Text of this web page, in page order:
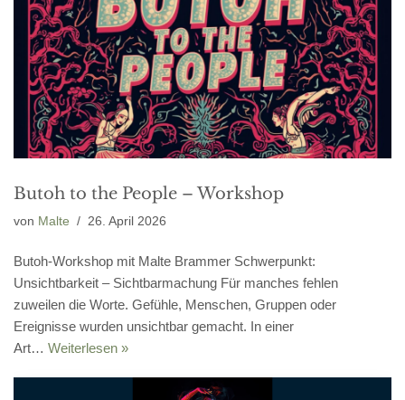
Butoh to the People – Workshop
von Malte 26. April 2026
Butoh-Workshop mit Malte Brammer Schwerpunkt:
Unsichtbarkeit – Sichtbarmachung Für manches fehlen
zuweilen die Worte. Gefühle, Menschen, Gruppen oder
Ereignisse wurden unsichtbar gemacht. In einer
Art… Weiterlesen »